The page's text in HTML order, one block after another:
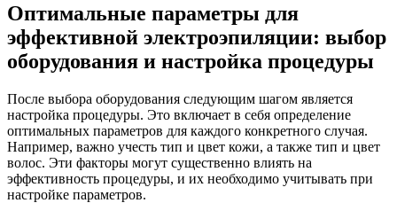
Оптимальные параметры для
эффективной электроэпиляции: выбор
оборудования и настройка процедуры
После выбора оборудования следующим шагом является
настройка процедуры. Это включает в себя определение
оптимальных параметров для каждого конкретного случая.
Например, важно учесть тип и цвет кожи, а также тип и цвет
волос. Эти факторы могут существенно влиять на
эффективность процедуры, и их необходимо учитывать при
настройке параметров.